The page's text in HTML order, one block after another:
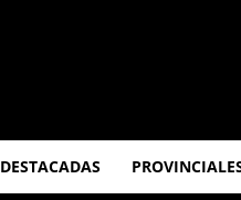
DESTACADAS